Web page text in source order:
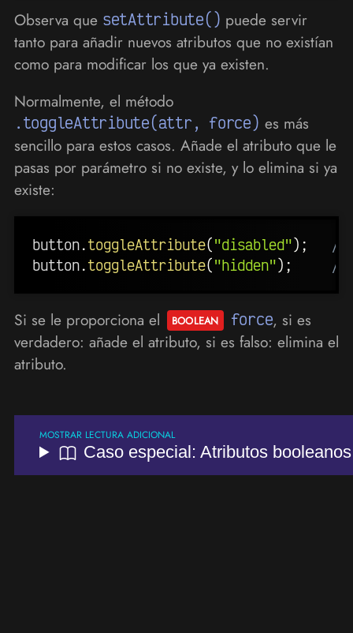
Observa que setAttribute() puede servir
tanto para añadir nuevos atributos que no existían
como para modificar los que ya existen.
Normalmente, el método
.toggleAttribute(attr, force) es más
sencillo para estos casos. Añade el atributo que le
pasas por parámetro si no existe, y lo elimina si ya
existe:
button.toggleAttribute("disabled") ;
//
button.toggleAttribute("hidden") ; //
Si se le proporciona el force, si es
verdadero: añade el atributo, si es falso: elimina el
atributo.
Caso especial: Atributos booleanos